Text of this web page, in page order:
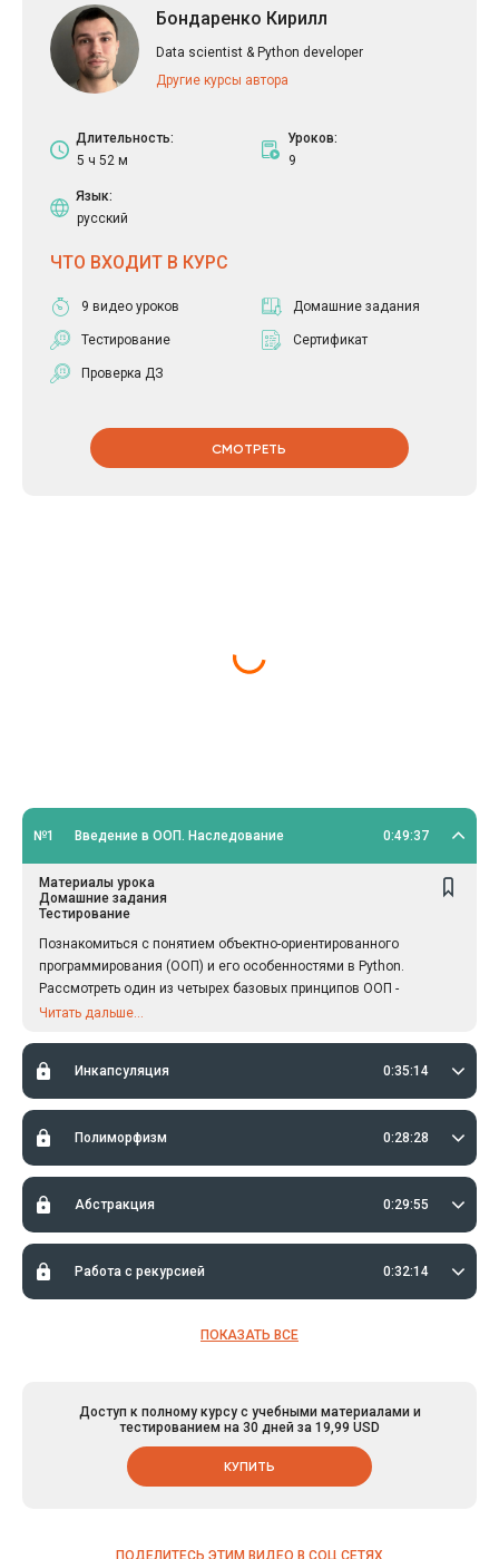
Бондаренко Кирилл
Data scientist & Python developer
Другие курсы автора
Длительность:
5 ч 52 м
Уроков:
9
Язык:
русский
ЧТО ВХОДИТ В КУРС
9 видео уроков Домашние задания
Тестирование Сертификат
Проверка ДЗ
СМОТРЕТЬ
№1 Введение в ООП. Наследование 0:49:37
Материалы урока
Домашние задания
Тестирование
Познакомиться с понятием объектно-ориентированного
программирования (ООП) и его особенностями в Python.
Рассмотреть один из четырех базовых принципов ООП -
наследование.
Читать дальше...
Инкапсуляция 0:35:14
Полиморфизм 0:28:28
Абстракция 0:29:55
Работа с рекурсией 0:32:14
ПОКАЗАТЬ ВСЕ
ПОДЕЛИТЕСЬ ЭТИМ ВИДЕО В СОЦ СЕТЯХ
Доступ к полному курсу с учебными материалами и
тестированием на 30 дней за 19,99 USD
КУПИТЬ